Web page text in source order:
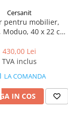
Cersanit
pentru mobilier,
40 x 22 cm,
430,00 Lei
TVA inclus
LA COMANDA
IN COS